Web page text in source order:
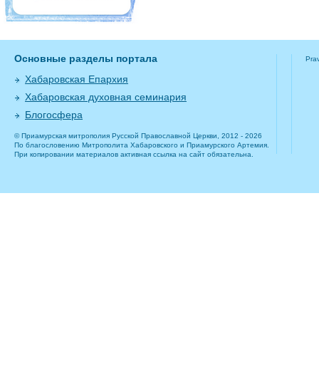
Основные разделы портала
Хабаровская Епархия
Хабаровская духовная семинария
Блогосфера
© Приамурская митрополия Русской Православной Церкви, 2012 - 2026
По благословению Митрополита Хабаровского и Приамурского Артемия.
При копировании материалов активная ссылка на сайт обязательна.